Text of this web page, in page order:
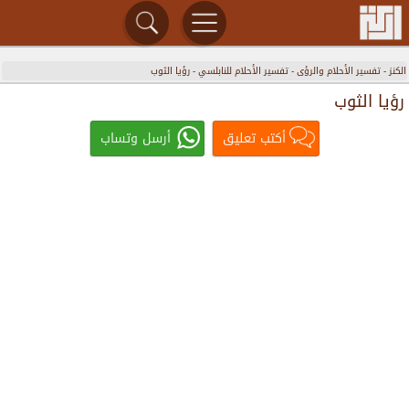
الكنز-تفسير الأحلام والرؤى-تفسير الأحلام للنابلسي-رؤيا الثوب
رؤيا الثوب
أكتب تعليق أرسل وتساب